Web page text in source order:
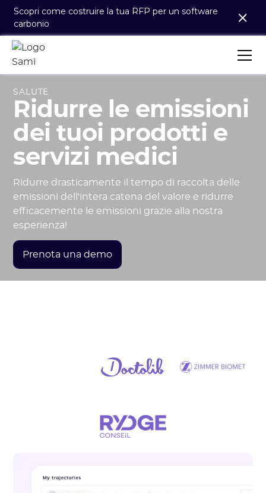
Scopri come costruire la tua RFP per un software
carbonio
SALUTE
Ridurre le emissioni
dei tuoi prodotti e
servizi medici
Ridurre drasticamente il tempo di raccolta delle
emissioni dell'intera catena del valore e ridurre
efficacemente le emissioni grazie alla nostra
esperienza!
Prenota una demo